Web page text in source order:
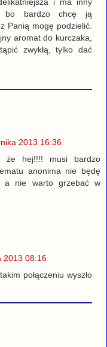
bo bardzo chcę ją
Panią mogę podzielić.
aromat do kurczaka,
zwykłą, tylko dać
2013 16:36
że hej!!!! musi bardzo
anonima nie będę
a nie warto grzebać w
2013 08:16
połączeniu wyszło